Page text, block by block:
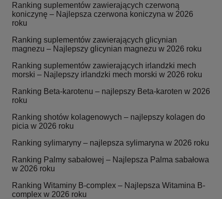
Ranking suplementów zawierających czerwoną
koniczynę – Najlepsza czerwona koniczyna w 2026
roku
Ranking suplementów zawierających glicynian
magnezu – Najlepszy glicynian magnezu w 2026 roku
Ranking suplementów zawierających irlandzki mech
morski – Najlepszy irlandzki mech morski w 2026 roku
Ranking Beta-karotenu – najlepszy Beta-karoten w 2026
roku
Ranking shotów kolagenowych – najlepszy kolagen do
picia w 2026 roku
Ranking sylimaryny – najlepsza sylimaryna w 2026 roku
Ranking Palmy sabałowej – Najlepsza Palma sabałowa
w 2026 roku
Ranking Witaminy B-complex – Najlepsza Witamina B-
complex w 2026 roku